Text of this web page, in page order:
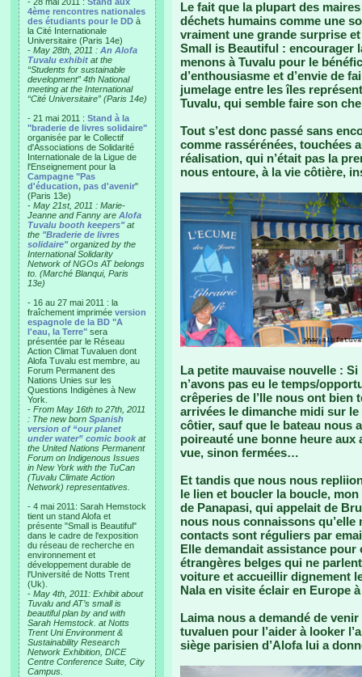
4ème rencontres nationales
des étudiants pour le DD à
la Cité Internationale
Universitaire (Paris 14e)
- May 28th, 2011 : An Alofa
Tuvalu exhibit at the
“Students for sustainable
development” 4th National
meeting at the International
“Cité Universitaire” (Paris 14e)
- 21 mai 2011 : Stand à la
"braderie de livres solidaire"
organisée par le Collectif
d'Associations de Solidarité
Internationale de la Ligue de
l'Enseignement pour la
Campagne "Pas
d'éducation, pas d'avenir"
(Paris 13e)
- May 21st, 2011 : Marie-
Jeanne and Fanny are Alofa
Tuvalu booth keepers"at
the "Braderie de livres
solidaire"organized by the
International Solidarity
Network of NGOs AT belongs
to. (Marché Blanqui, Paris
13e)
- 16 au 27 mai 2011 : la
fraîchement imprimée version
espagnole de la BD "A
l'eau, la Terre" sera
présentée par le Réseau
Action Climat Tuvaluen dont
Alofa Tuvalu est membre, au
Forum Permanent des
Nations Unies sur les
Questions Indigènes à New
York.
- From May 16th to 27th, 2011
: The new born Spanish
version of “our planet
under water” comic book at
the United Nations Permanent
Forum on Indigenous Issues
in New York with the TuCan
(Tuvalu Climate Action
Network) representatives.
- 4 mai 2011: Sarah Hemstock
tient un stand Alofa et
présente "Small is Beautiful"
dans le cadre de l'exposition
du réseau de recherche en
environnement et
développement durable de
l'Université de Notts Trent
(Uk).
- May 4th, 2011: Exhibit about
Tuvalu and AT’s small is
beautiful plan by and with
Sarah Hemstock. at Notts
Trent Uni Environment &
Sustainability Research
Network Exhibition, DICE
Centre Conference Suite, City
Campus.
Le fait que la plupart des
déchets humains comme une
vraiment une grande surprise
Small is Beautiful : encourager
menons à Tuvalu pour le
d’enthousiasme et d’envie de
jumelage entre les îles
Tuvalu, qui semble faire son
Tout s’est donc passé sans
comme rassérénées, touchées
réalisation, qui n’était pas la
nous entoure, à la vie côtière,
La petite mauvaise nouvelle :
n’avons pas eu le temps/
crêperies de l’Ile nous ont bien
arrivées le dimanche midi sur
côtier, sauf que le bateau nous
poireauté une bonne heure aux
vue, sinon fermées…
Et tandis que nous nous
le lien et boucler la boucle,
de Panapasi, qui appelait de
nous nous connaissons qu’elle
contacts sont réguliers par
Elle demandait assistance
étrangères belges qui ne
voiture et accueillir dignement
Nala en visite éclair en Europe
Laima nous a demandé de
tuvaluen pour l’aider à looker
siège parisien d’Alofa lui a